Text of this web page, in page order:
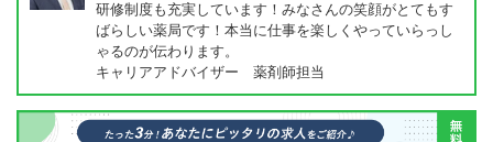
研修制度も充実しています！みなさんの笑顔がとてもす
ばらしい薬局です！本当に仕事を楽しくやっていらっし
ゃるのが伝わります。
キャリアアドバイザー 薬剤師担当